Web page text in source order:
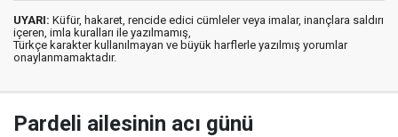
UYARI: Küfür, hakaret, rencide edici cümleler veya imalar, inançlara saldırı
içeren, imla kuralları ile yazılmamış,
Türkçe karakter kullanılmayan ve büyük harflerle yazılmış yorumlar
onaylanmamaktadır.
Pardeli ailesinin acı günü